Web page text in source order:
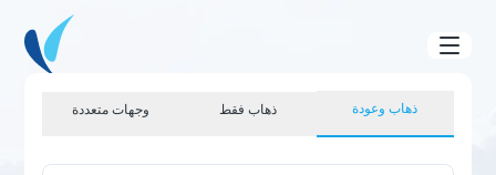
ذهاب وعودة ذهاب فقط وجهات متعددة